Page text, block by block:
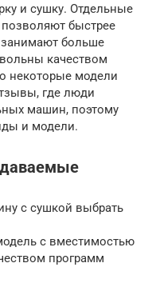
и сушку. Отдельные
быстрее
больше
качеством
некоторые модели
где люди
машин, поэтому
и модели.
с сушкой выбрать
с вместимостью
программ